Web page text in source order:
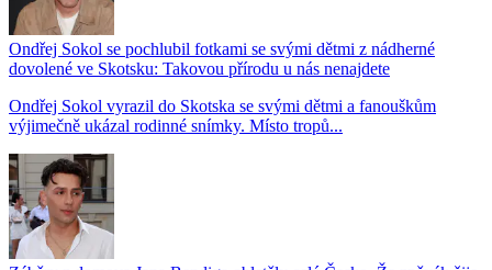
Ondřej Sokol se pochlubil fotkami se svými dětmi z nádherné
dovolené ve Skotsku: Takovou přírodu u nás nenajdete
Ondřej Sokol vyrazil do Skotska se svými dětmi a fanouškům
výjimečně ukázal rodinné snímky. Místo tropů...